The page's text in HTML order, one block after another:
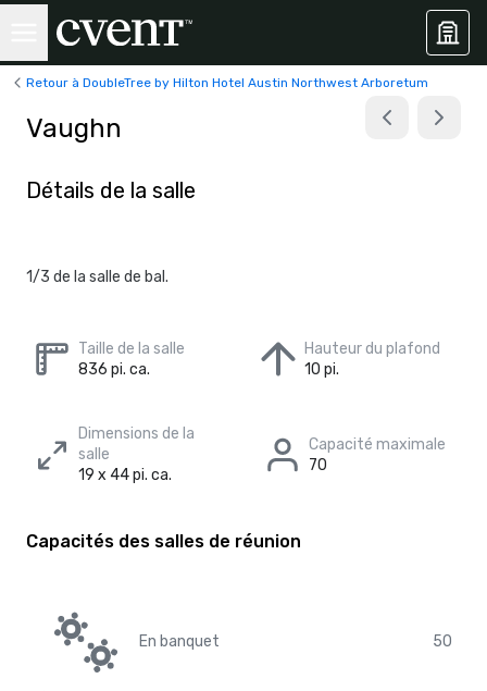
Retour à DoubleTree by Hilton Hotel Austin Northwest Arboretum
Vaughn
Détails de la salle
1/3 de la salle de bal.
Taille de la salle
836 pi. ca.
Hauteur du plafond
10 pi.
Dimensions de la
salle
19 x 44 pi. ca.
Capacité maximale
70
Capacités des salles de réunion
En banquet 50